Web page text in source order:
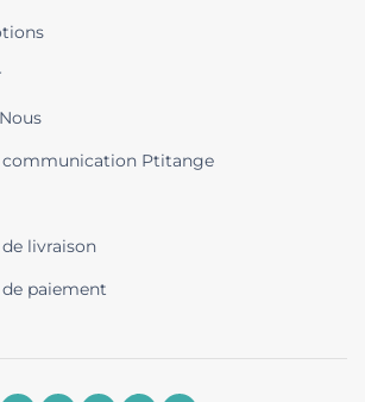
Ptitange
livraison
paiement